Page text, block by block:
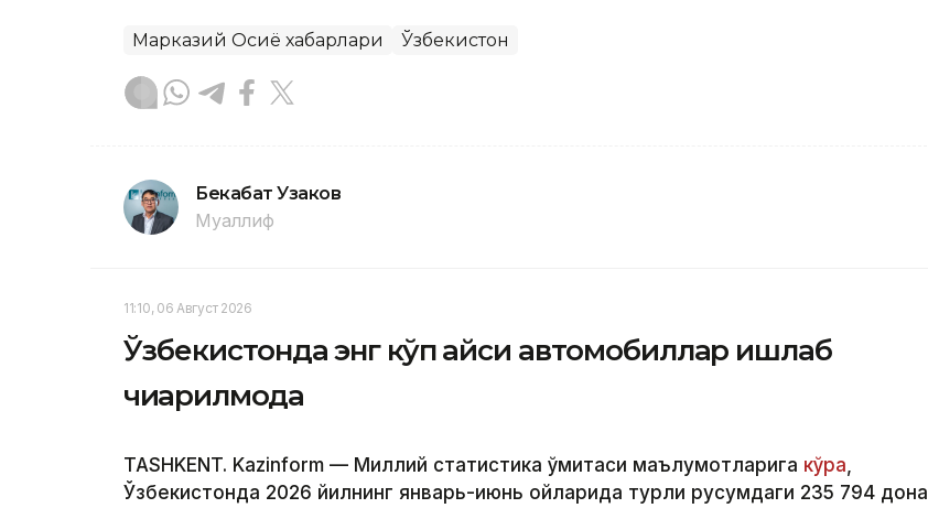
Марказий Осиё хабарлари Ўзбекистон
Бекабат Узаков
Муаллиф
11:10, 06 Август 2026
Ўзбекистонда энг кўп қайси автомобиллар ишлаб
чиқарилмоқда
TASHKENT. Kazinform — Миллий статистика қўмитаси маълумотларига кўра,
Ўзбекистонда 2026 йилнинг январь-июнь ойларида турли русумдаги 235 794 дона